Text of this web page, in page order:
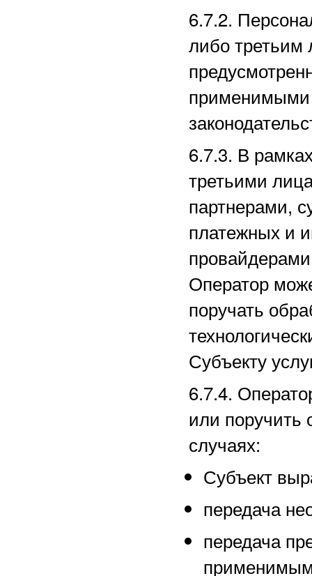
6.7.2.
либо третьим
6.7.3. В
третьими
партнерами,
платежных и
Оператор
поручать
Субъекту
6.7.4.
или поручить
случаях:
Субъект
передача
передача
применимым